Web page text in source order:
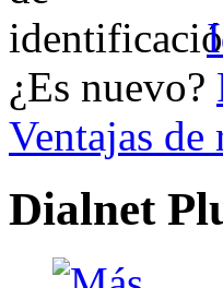
¿Es nuevo?
Ventajas de
Dialnet